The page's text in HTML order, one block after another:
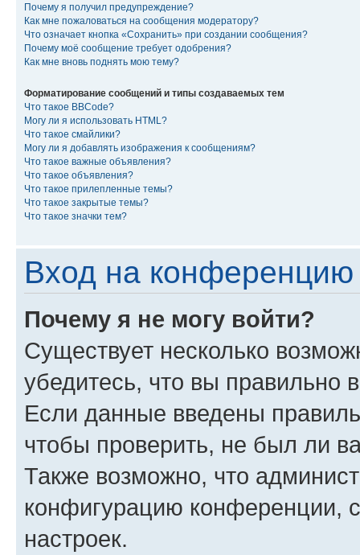
Почему я получил предупреждение?
Как мне пожаловаться на сообщения модератору?
Что означает кнопка «Сохранить» при создании сообщения?
Почему моё сообщение требует одобрения?
Как мне вновь поднять мою тему?
Форматирование сообщений и типы создаваемых тем
Что такое BBCode?
Могу ли я использовать HTML?
Что такое смайлики?
Могу ли я добавлять изображения к сообщениям?
Что такое важные объявления?
Что такое объявления?
Что такое прилепленные темы?
Что такое закрытые темы?
Что такое значки тем?
Вход на конференцию
Почему я не могу войти?
Существует несколько
убедитесь, что вы правильно
Если данные введены
чтобы проверить, не был ли
Также возможно, что
конфигурацию конференции,
настроек.